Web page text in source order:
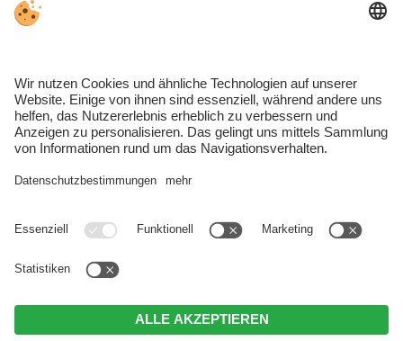
Geschirrtücher
2 getrennte Bäder mit Handtüchern und
Föhn, davon eines mit WC und Bidet
Wohnzimmer mit Sat-TV, Soundbar und
Safe
Separater Arbeitsbereich
(teilweise abtrennbar)
Aufzug, Parkplatz, Elektroladestation und E-